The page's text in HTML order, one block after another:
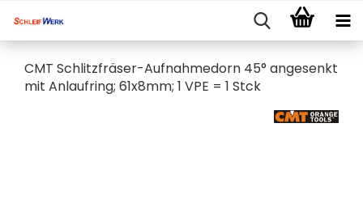
CMT Schlitzfräser-Aufnahmedorn 45° angesenkt
mit Anlaufring; 61x8mm; 1 VPE = 1 Stck